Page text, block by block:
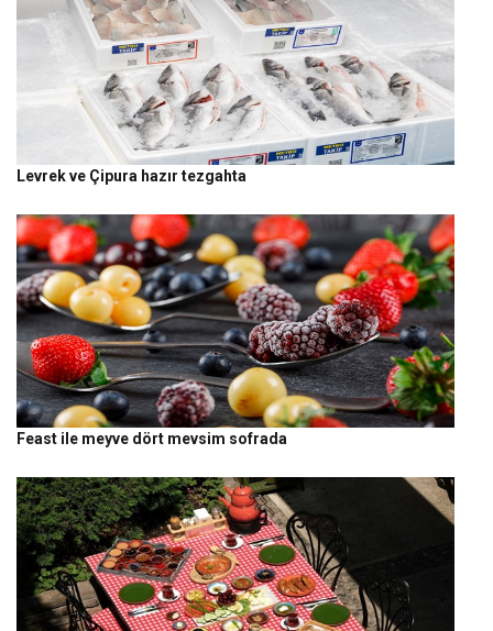
Levrek ve Çipura hazır tezgahta
Feast ile meyve dört mevsim sofrada